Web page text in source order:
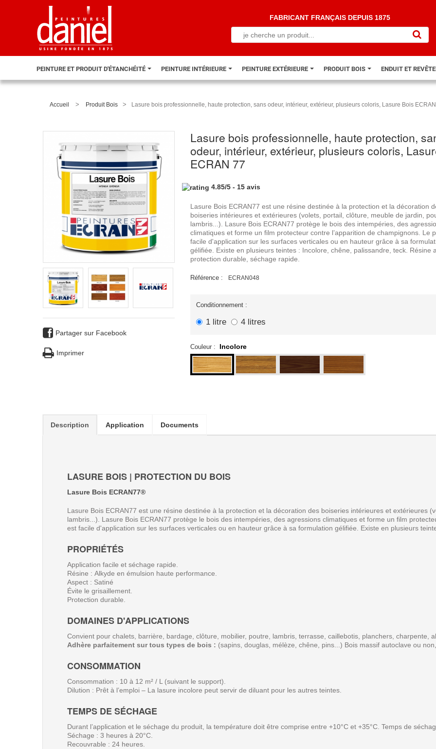
FABRICANT FRANÇAIS DEPUIS 1875
PEINTURE ET PRODUIT D'ÉTANCHÉITÉ PEINTURE INTÉRIEURE PEINTURE EXTÉRIEURE PRODUIT BOIS ENDUIT ET
Accueil > Produit Bois > Lasure bois professionnelle, haute protection, sans odeur, intérieur, extérieur, plusieurs coloris, Lasure Bois
Partager sur Facebook
Imprimer
Lasure bois professionnelle, haute protection,
odeur, intérieur, extérieur, plusieurs coloris,
ECRAN 77
4.85/5 - 15 avis
Lasure Bois ECRAN77 est une résine destinée à la protection et la décoration
boiseries intérieures et extérieures (volets, portail, clôture, meuble de jardin,
lambris...). Lasure Bois ECRAN77 protège le bois des intempéries, des
climatiques et forme un film protecteur contre l’apparition de champignons. Le
facile d'application sur les surfaces verticales ou en hauteur grâce à sa
gélifiée. Existe en plusieurs teintes : Incolore, chêne, palissandre, teck. Résine
protection durable, séchage rapide.
Référence : ECRAN048
Conditionnement :
1 litre 4 litres
Couleur : Incolore
Description Application Documents
LASURE BOIS | PROTECTION DU BOIS
Lasure Bois ECRAN77®
Lasure Bois ECRAN77 est une résine destinée à la protection et la décoration des boiseries intérieures et extérieures
lambris...). Lasure Bois ECRAN77 protège le bois des intempéries, des agressions climatiques et forme un film
est facile d'application sur les surfaces verticales ou en hauteur grâce à sa formulation gélifiée. Existe en plusieurs
PROPRIÉTÉS
Application facile et séchage rapide.
Résine : Alkyde en émulsion haute performance.
Aspect : Satiné
Évite le grisaillement.
Protection durable.
DOMAINES D'APPLICATIONS
Convient pour chalets, barrière, bardage, clôture, mobilier, poutre, lambris, terrasse, caillebotis, planchers, charpente,
Adhère parfaitement sur tous types de bois : (sapins, douglas, mélèze, chêne, pins...) Bois massif autoclave ou
CONSOMMATION
Consommation : 10 à 12 m² / L (suivant le support).
Dilution : Prêt à l’emploi – La lasure incolore peut servir de diluant pour les autres teintes.
TEMPS DE SÉCHAGE
Durant l’application et le séchage du produit, la température doit être comprise entre +10°C et +35°C. Temps de
Séchage : 3 heures à 20°C.
Recouvrable : 24 heures.